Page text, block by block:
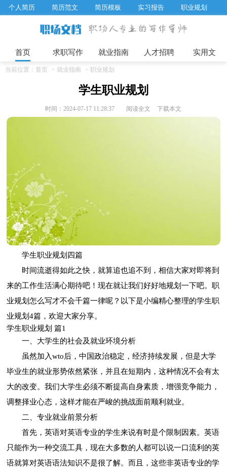
个人简历 简历范文 简历模板 实习报告
职业规划
求职面试题目
招聘选拔 企业文化
工作计划
首页 求职写作 就业指南 人才招聘 实用文
当前位置： 首页 > 就业指南 > 职业规划
学生职业规划
时间：2024-07-17 11:28:37 阅读全文 下载本文
学生职业规划四篇
时间流逝得如此之快，就算追也追不到，相信大家对即将到
来的工作生活满心期待吧！现在就让我们好好地规划一下吧。职
业规划怎么写才不会千篇一律呢？以下是小编精心整理的学生职
业规划4篇，欢迎大家分享。
学生职业规划 篇1
一、大学生的社会及就业环境分析
虽然加入wto后，中国政治稳定，经济持续发展，但是大学
毕业生的就业形势依然紧张，并且在短期内，这种情况不会有太
大的改变。我们大学生必须不断提高自身素质，增强竞争能力，
调整择业心态，这样才能在严峻的挑战面前顺利就业。
二、专业就业前景分析
首先，英语对英语专业的学生来说有时是个限制因素。英语
只能作为一种交流工具，现在大多数的人都可以说一口流利的英
语就算对英语语法知识不是很了解。而且，这些非英语专业的学